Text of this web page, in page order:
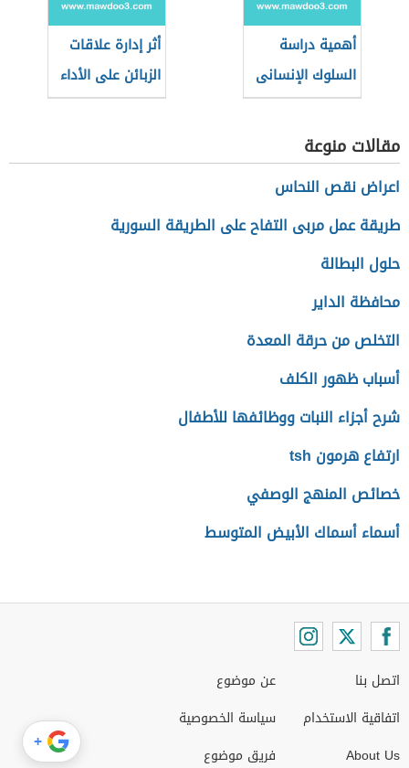
أهمية دراسة
السلوك الإنسانى
بالنسبة للإدارة
أثر إدارة علاقات
الزبائن على الأداء
التسويقي
مقالات منوعة
اعراض نقص النحاس
طريقة عمل مربى التفاح على الطريقة السورية
حلول البطالة
محافظة الداير
التخلص من حرقة المعدة
أسباب ظهور الكلف
شرح أجزاء النبات ووظائفها للأطفال
ارتفاع هرمون tsh
خصائص المنهج الوصفي
أسماء أسماك الأبيض المتوسط
اتصل بنا
اتفاقية الاستخدام
About Us
عن موضوع
سياسة الخصوصية
فريق موضوع
+